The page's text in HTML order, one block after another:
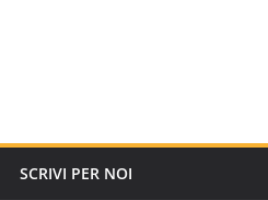
SCRIVI PER NOI